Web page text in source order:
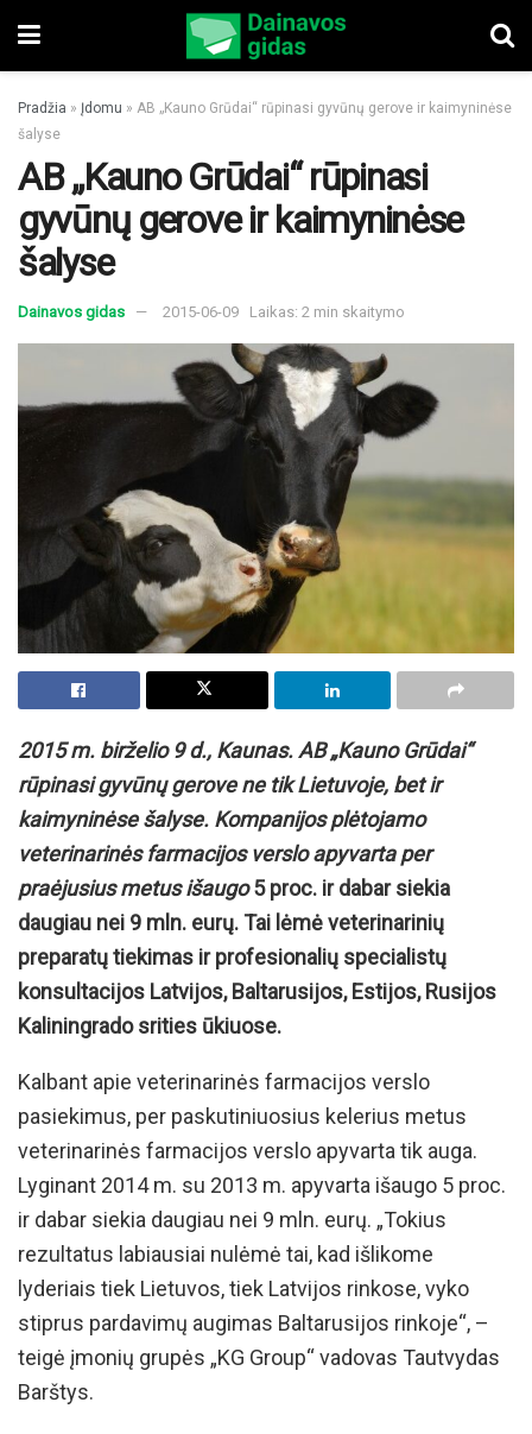
Pradžia » Įdomu » AB „Kauno Grūdai“ rūpinasi gyvūnų gerove ir kaimyninėse
šalyse
AB „Kauno Grūdai“ rūpinasi
gyvūnų gerove ir kaimyninėse
šalyse
Dainavos gidas 2015-06-09 Laikas: 2 min skaitymo
2015 m. birželio 9 d., Kaunas.AB „Kauno Grūdai“
rūpinasi gyvūnų gerove ne tik Lietuvoje, bet ir
kaimyninėse šalyse. Kompanijos plėtojamo
veterinarinės farmacijos verslo apyvarta per
praėjusius metus išaugo5 proc. ir dabar siekia
daugiau nei 9 mln. eurų. Tai lėmė veterinarinių
preparatų tiekimas ir profesionalių specialistų
konsultacijos Latvijos, Baltarusijos, Estijos, Rusijos
Kaliningrado srities ūkiuose.
Kalbant apie veterinarinės farmacijos verslo
pasiekimus, per paskutiniuosius kelerius metus
veterinarinės farmacijos verslo apyvarta tik auga.
Lyginant 2014 m. su 2013 m. apyvarta išaugo 5 proc.
ir dabar siekia daugiau nei 9 mln. eurų. „Tokius
rezultatus labiausiai nulėmė tai, kad išlikome
lyderiais tiek Lietuvos, tiek Latvijos rinkose, vyko
stiprus pardavimų augimas Baltarusijos rinkoje“, –
teigė įmonių grupės „KG Group“ vadovas Tautvydas
Barštys.